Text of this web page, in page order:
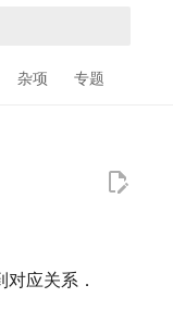
杂项 专题
应关系．